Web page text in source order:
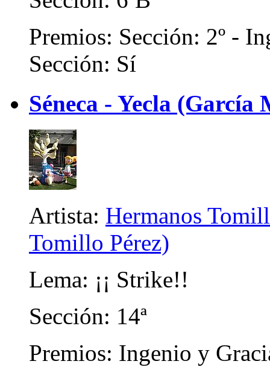
Premios: Sección: 2º -
Sección: Sí
Séneca - Yecla
Artista: Hermanos
Tomillo Pérez)
Lema: ¡¡ Strike!!
Sección: 14ª
Premios: Ingenio y